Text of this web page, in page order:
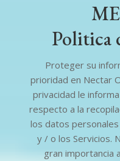
Politica
Proteger su
prioridad en Nectar
privacidad le
respecto a la
los datos
y / o los Servicios.
gran importancia